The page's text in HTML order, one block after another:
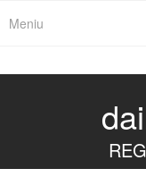
Meniu